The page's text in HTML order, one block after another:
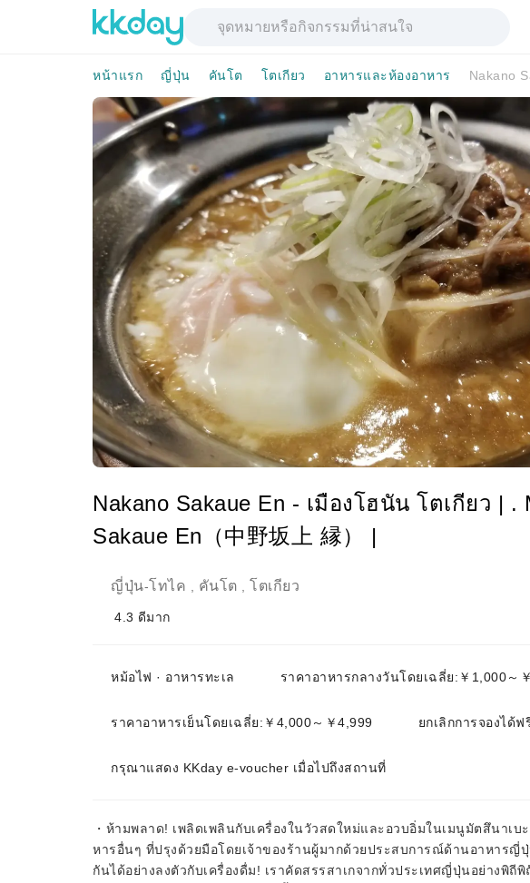
หน้าแรก ญี่ปุ่น คันโต โตเกียว อาหารและห้องอาหาร
Nakano Sakaue En - เมืองโฮนัน โตเกียว | .
Sakaue En（中野坂上 縁） |
ญี่ปุ่น-โทไค คันโต โตเกียว
4.3 ดีมาก
หม้อไฟ · อาหารทะเล ราคาอาหารกลางวันโดยเฉลี่ย:￥1,000～
ราคาอาหารเย็นโดยเฉลี่ย:￥4,000～￥4,999 ยกเลิกการจองได้
กรุณาแสดง KKday e-voucher เมื่อไปถึงสถานที่
・ห้ามพลาด! เพลิดเพลินกับเครื่องในวัวสดใหม่และอวบอิ่มในเมนูมัตสึนาเ
หารอื่นๆ ที่ปรุงด้วยมือโดยเจ้าของร้านผู้มากด้วยประสบการณ์ด้านอาหารญี่
กันได้อย่างลงตัวกับเครื่องดื่ม! เราคัดสรรสาเกจากทั่วประเทศญี่ปุ่นอย่างพิ